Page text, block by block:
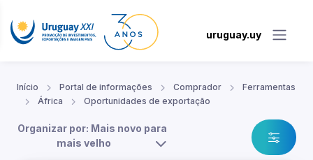
uruguay.uy
Início Portal de informações Comprador
Ferramentas
África
Oportunidades de exportação
Organizar por: Mais novo para
mais velho